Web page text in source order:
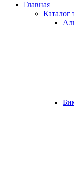
Главная
Каталог